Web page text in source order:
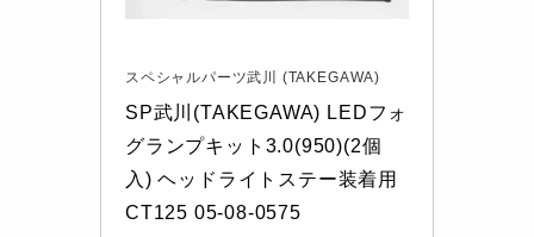
スペシャルパーツ武川 (TAKEGAWA)
SP武川(TAKEGAWA) LEDフォ
グランプキット3.0(950)(2個
入) ヘッドライトステー装着用
CT125 05-08-0575